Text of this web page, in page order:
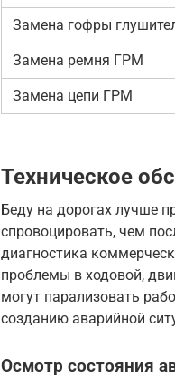
Замена гофры
Замена ремня ГРМ
Замена цепи ГРМ
Техническое
Беду на дорогах лучше
спровоцировать, чем
диагностика
проблемы в ходовой,
могут парализовать
созданию аварийной
Осмотр состояния